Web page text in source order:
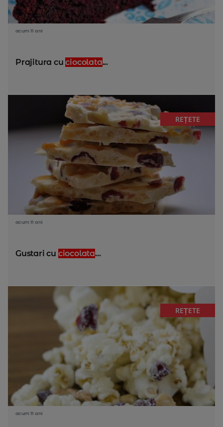
acum 11 ani
Prajitura cuciocolata...
REȚETE
acum 11 ani
Gustari cu ciocolata...
REȚETE
acum 11 ani